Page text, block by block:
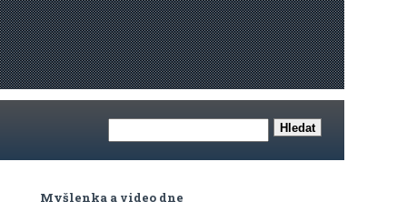
Myšlenka a video dne